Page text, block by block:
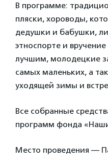
В программе:
пляски, хороводы,
дедушки и бабушки,
этноспорте и
лучшим, молодецкие
самых маленьких, а
уходящей зимы и
Все собранные
программ фонда
Место проведения —